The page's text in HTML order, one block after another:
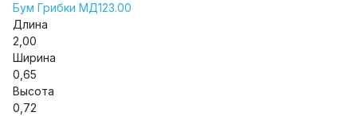
Бум Грибки МД123.00
Длина
2,00
Ширина
0,65
Высота
0,72